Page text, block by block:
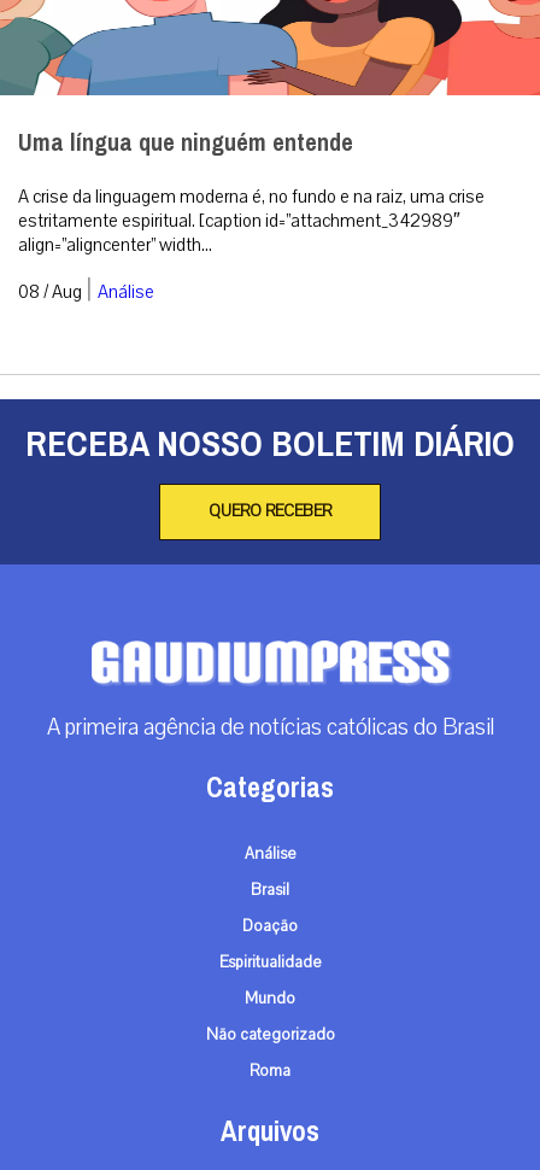
Uma língua que ninguém entende
A crise da linguagem moderna é, no fundo e na raiz, uma crise
estritamente espiritual. [caption id=”attachment_342989″
align=”aligncenter” width...
08 / Aug | Análise
RECEBA NOSSO BOLETIM DIÁRIO
QUERO RECEBER
A primeira agência de notícias católicas do Brasil
Categorias
Análise
Brasil
Doação
Espiritualidade
Mundo
Não categorizado
Roma
Arquivos